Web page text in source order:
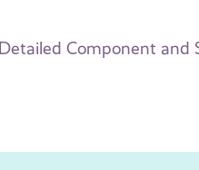
Detailed Component and